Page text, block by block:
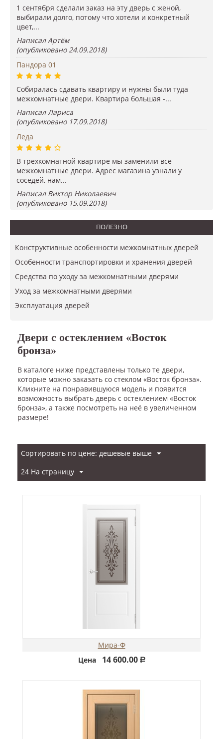
1 сентября сделали заказ на эту дверь с женой,
выбирали долго, потому что хотели и конкретный
цвет,...
Написал Артём
(опубликовано 24.09.2018)
Пандора 01
Собиралась сдавать квартиру и нужны были туда
межкомнатные двери. Квартира большая -...
Написал Лариса
(опубликовано 17.09.2018)
Леда
В трехкомнатной квартире мы заменили все
межкомнатные двери. Адрес магазина узнали у
соседей, нам...
Написал Виктор Николаевич
(опубликовано 15.09.2018)
ПОЛЕЗНО
Конструктивные особенности межкомнатных дверей
Особенности транспортировки и хранения дверей
Средства по уходу за межкомнатными дверями
Уход за межкомнатными дверями
​Эксплуатация дверей
Двери с остеклением «Восток
бронза»
В каталоге ниже представлены только те двери,
которые можно заказать со стеклом «Восток бронза».
Кликните на понравившуюся модель и появится
возможность выбрать дверь с остеклением «Восток
бронза», а также посмотреть на неё в увеличенном
размере!
Сортировать по цене: дешевые выше
24 На страницу
Мира-Ф
Цена
14 600.00 Р